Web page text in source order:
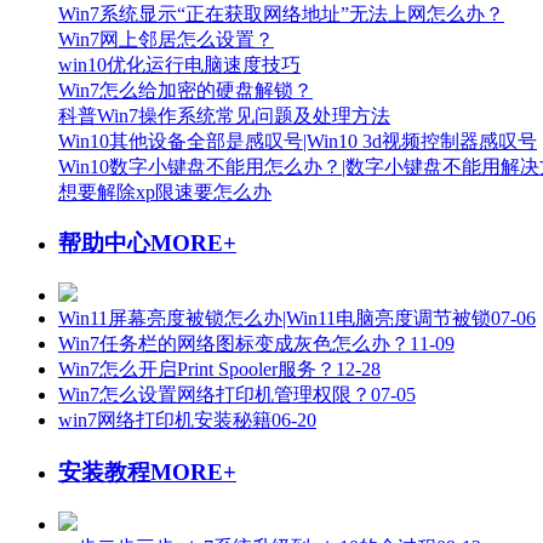
Win7系统显示“正在获取网络地址”无法上网怎么办？
Win7网上邻居怎么设置？
win10优化运行电脑速度技巧
Win7怎么给加密的硬盘解锁？
科普Win7操作系统常见问题及处理方法
Win10其他设备全部是感叹号|Win10 3d视频控制器感叹号
Win10数字小键盘不能用怎么办？|数字小键盘不能用解
想要解除xp限速要怎么办
帮助中心MORE+
Win11屏幕亮度被锁怎么办|Win11电脑亮度调节被锁07-06
Win7任务栏的网络图标变成灰色怎么办？ 11-09
Win7怎么开启Print Spooler服务？ 12-28
Win7怎么设置网络打印机管理权限？ 07-05
win7网络打印机安装秘籍06-20
安装教程MORE+